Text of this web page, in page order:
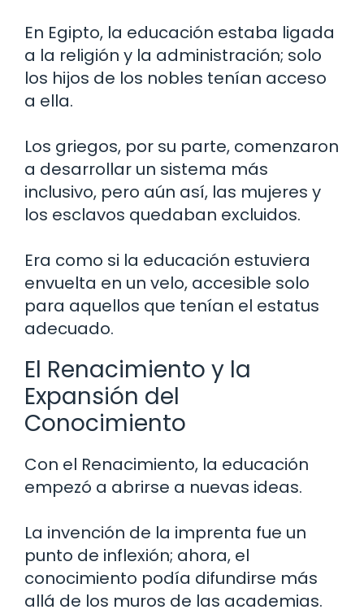
En Egipto, la educación estaba ligada
a la religión y la administración; solo
los hijos de los nobles tenían acceso
a ella.
Los griegos, por su parte, comenzaron
a desarrollar un sistema más
inclusivo, pero aún así, las mujeres y
los esclavos quedaban excluidos.
Era como si la educación estuviera
envuelta en un velo, accesible solo
para aquellos que tenían el estatus
adecuado.
El Renacimiento y la
Expansión del
Conocimiento
Con el Renacimiento, la educación
empezó a abrirse a nuevas ideas.
La invención de la imprenta fue un
punto de inflexión; ahora, el
conocimiento podía difundirse más
allá de los muros de las academias.